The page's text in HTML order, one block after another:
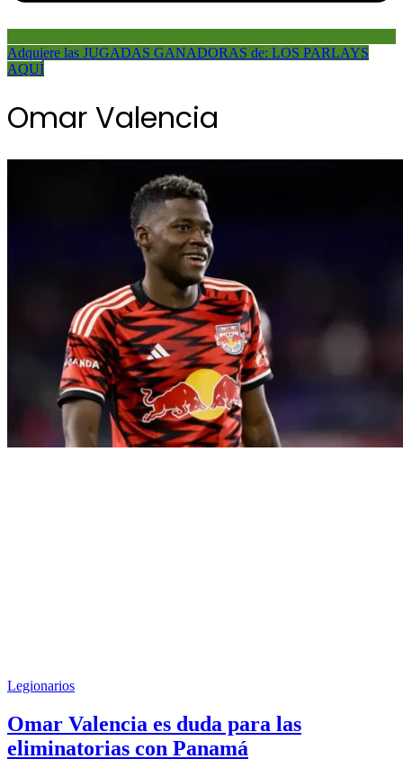
Adquiere las JUGADAS GANADORAS de: LOS PARLAYS
AQUÍ
Omar Valencia
Legionarios
Omar Valencia es duda para las
eliminatorias con Panamá